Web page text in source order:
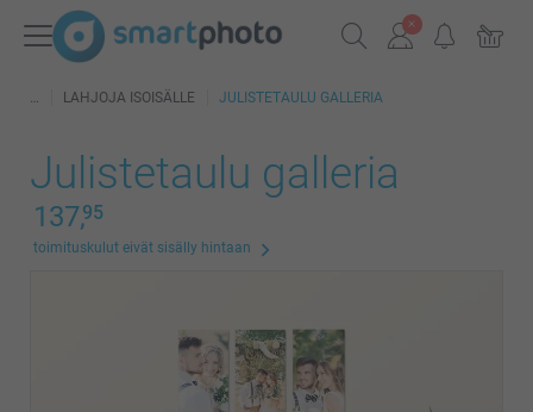
LAHJOJA ISOISÄLLE JULISTETAULU GALLERIA
Julistetaulu galleria
137,95
toimituskulut eivät sisälly hintaan